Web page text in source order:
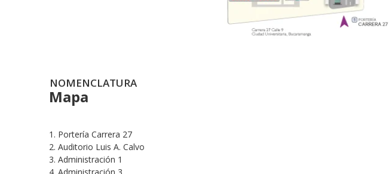
NOMENCLATURA
Mapa
1. Portería Carrera 27
2. Auditorio Luis A. Calvo
3. Administración 1